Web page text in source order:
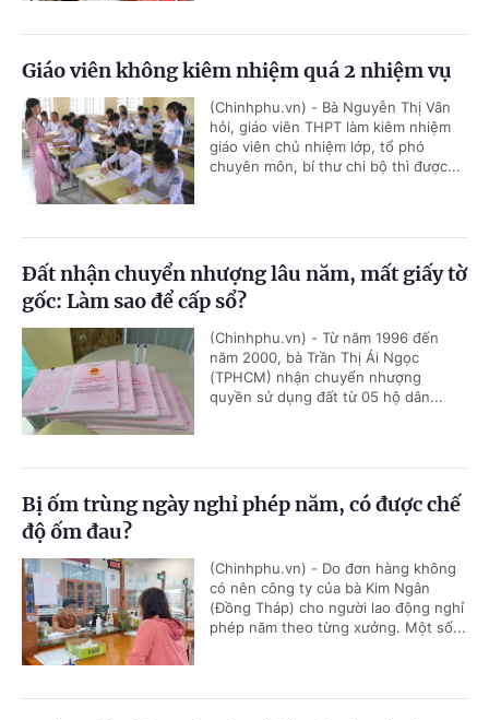
Giáo viên không kiêm nhiệm quá 2 nhiệm vụ
(Chinhphu.vn) - Bà Nguyễn Thị Vân
hỏi, giáo viên THPT làm kiêm nhiệm
giáo viên chủ nhiệm lớp, tổ phó
chuyên môn, bí thư chi bộ thì được...
Đất nhận chuyển nhượng lâu năm, mất giấy tờ
gốc: Làm sao để cấp sổ?
(Chinhphu.vn) - Từ năm 1996 đến
năm 2000, bà Trần Thị Ái Ngọc
(TPHCM) nhận chuyển nhượng
quyền sử dụng đất từ 05 hộ dân...
Bị ốm trùng ngày nghỉ phép năm, có được chế
độ ốm đau?
(Chinhphu.vn) - Do đơn hàng không
có nên công ty của bà Kim Ngân
(Đồng Tháp) cho người lao động nghỉ
phép năm theo từng xưởng. Một số...